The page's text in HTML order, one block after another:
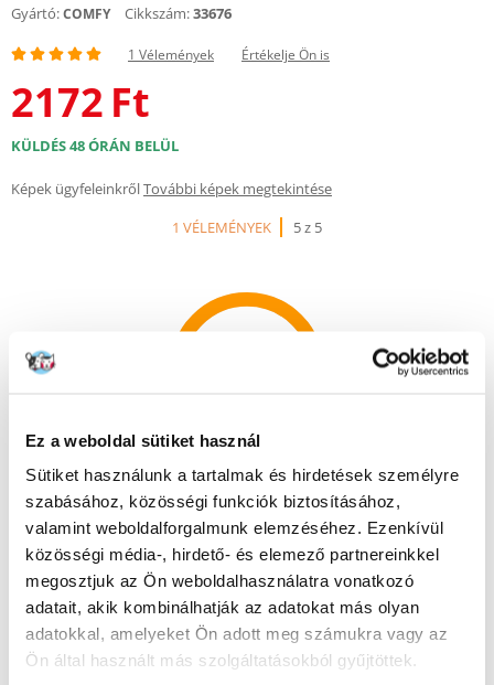
Ez a weboldal sütiket használ
Sütiket használunk a tartalmak és hirdetések személyre
szabásához, közösségi funkciók biztosításához,
valamint weboldalforgalmunk elemzéséhez. Ezenkívül
közösségi média-, hirdető- és elemező partnereinkkel
megosztjuk az Ön weboldalhasználatra vonatkozó
adatait, akik kombinálhatják az adatokat más olyan
adatokkal, amelyeket Ön adott meg számukra vagy az
Ön által használt más szolgáltatásokból gyűjtöttek.
Gyártó:COMFY Cikkszám:33676
1 Vélemények Értékelje Ön is
2172 Ft
KÜLDÉS 48 ÓRÁN BELÜL
Képek ügyfeleinkrőlTovábbi képek megtekintése
1 VÉLEMÉNYEK
5 z 5
Recommend
100% AZ ÜGYFELEK AJÁNLJÁK EZT A TERMÉKET
ÉRTÉKELJE ÖN IS
Leírás
Agglomeráló fa alom macskáknak:
- a rögös, egyedi csomók a WC-ben eldobhatók.
- rendkívül nedvszívó és könnyen használható